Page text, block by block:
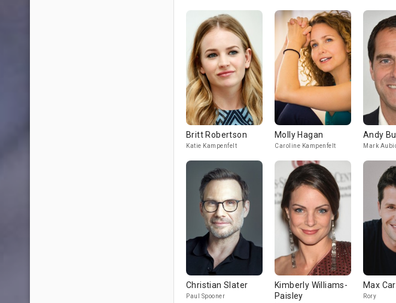
Britt Robertson
Katie Kampenfelt
Molly Hagan
Caroline Kampenfelt
Andy
Mark
Christian Slater
Paul Spooner
Kimberly Williams-
Paisley
Max
Rory